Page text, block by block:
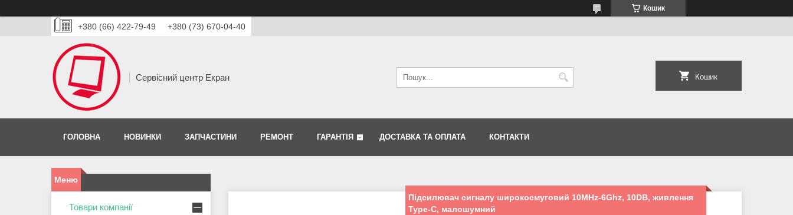
Кошик
+380 (66) 422-79-49 +380 (73) 670-04-40
Сервісний центр Екран Кошик
ГОЛОВНА НОВИНКИ ЗАПЧАСТИНИ РЕМОНТ ГАРАНТІЯ ДОСТАВКА ТА ОПЛАТА КОНТАКТИ
Підсилювач сигналу широкосмуговий 10MHz-6Ghz, 10DB, живлення
Type-C, малошумний
Товари компанії